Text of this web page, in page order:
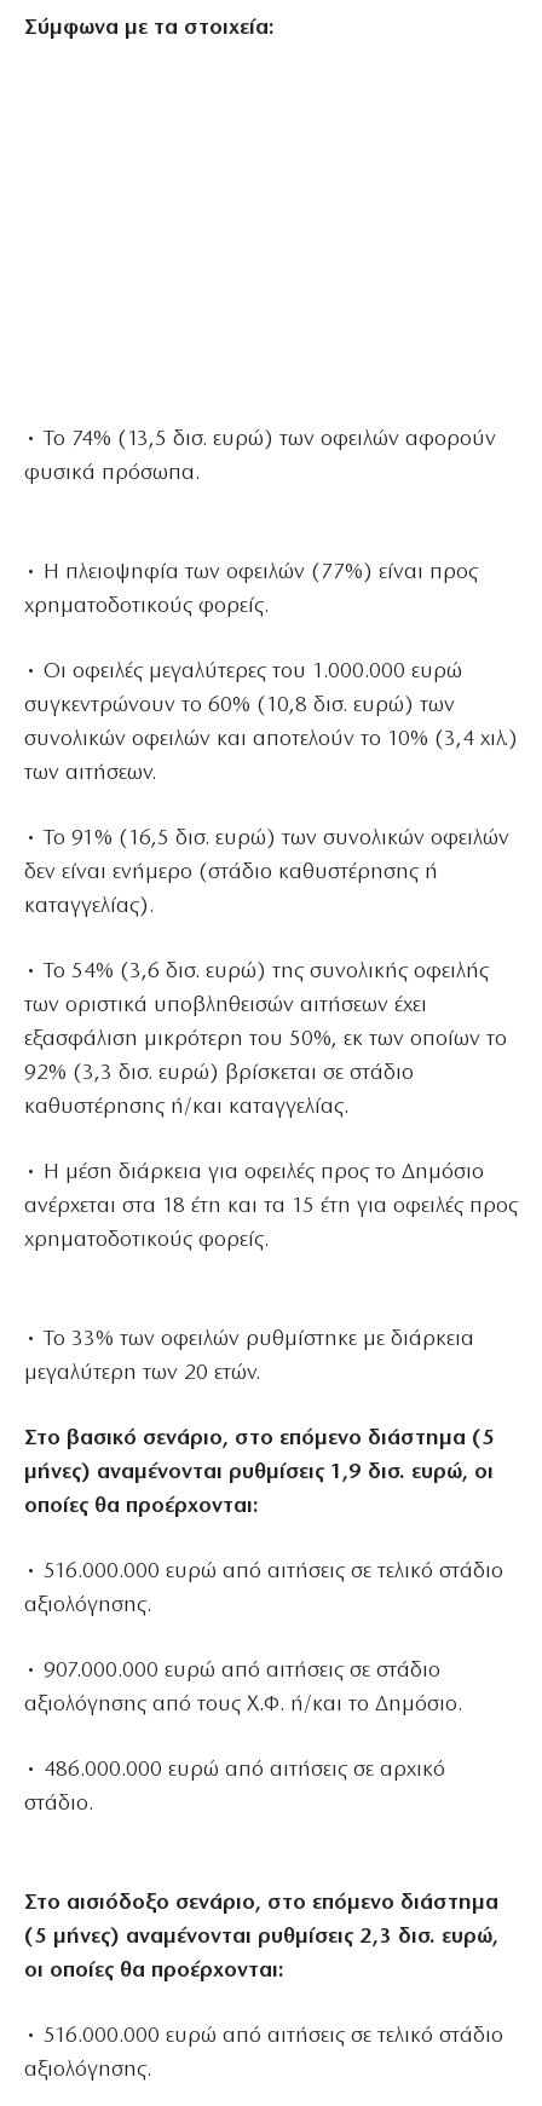
Σύμφωνα με τα στοιχεία:
• Το 74% (13,5 δισ. ευρώ) των οφειλών αφορούν
φυσικά πρόσωπα.
• Η πλειοψηφία των οφειλών (77%) είναι προς
χρηματοδοτικούς φορείς.
• Οι οφειλές μεγαλύτερες του 1.000.000 ευρώ
συγκεντρώνουν το 60% (10,8 δισ. ευρώ) των
συνολικών οφειλών και αποτελούν το 10% (3,4 χιλ.)
των αιτήσεων.
• Το 91% (16,5 δισ. ευρώ) των συνολικών οφειλών
δεν είναι ενήμερο (στάδιο καθυστέρησης ή
καταγγελίας).
• Το 54% (3,6 δισ. ευρώ) της συνολικής οφειλής
των οριστικά υποβληθεισών αιτήσεων έχει
εξασφάλιση μικρότερη του 50%, εκ των οποίων το
92% (3,3 δισ. ευρώ) βρίσκεται σε στάδιο
καθυστέρησης ή/και καταγγελίας.
• Η μέση διάρκεια για οφειλές προς το Δημόσιο
ανέρχεται στα 18 έτη και τα 15 έτη για οφειλές προς
χρηματοδοτικούς φορείς.
• Το 33% των οφειλών ρυθμίστηκε με διάρκεια
μεγαλύτερη των 20 ετών.
Στο βασικό σενάριο, στο επόμενο διάστημα (5
μήνες) αναμένονται ρυθμίσεις 1,9 δισ. ευρώ, οι
οποίες θα προέρχονται:
• 516.000.000 ευρώ από αιτήσεις σε τελικό στάδιο
αξιολόγησης.
• 907.000.000 ευρώ από αιτήσεις σε στάδιο
αξιολόγησης από τους Χ.Φ. ή/και το Δημόσιο.
• 486.000.000 ευρώ από αιτήσεις σε αρχικό
στάδιο.
Στο αισιόδοξο σενάριο, στο επόμενο διάστημα
(5 μήνες) αναμένονται ρυθμίσεις 2,3 δισ. ευρώ,
οι οποίες θα προέρχονται:
• 516.000.000 ευρώ από αιτήσεις σε τελικό στάδιο
αξιολόγησης.